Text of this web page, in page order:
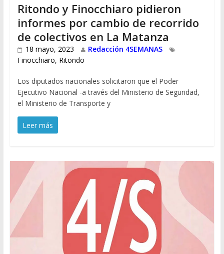
Ritondo y Finocchiaro pidieron
informes por cambio de recorrido
de colectivos en La Matanza
18 mayo, 2023
Redacción 4SEMANAS
Finocchiaro, Ritondo
Los diputados nacionales solicitaron que el Poder
Ejecutivo Nacional -a través del Ministerio de Seguridad,
el Ministerio de Transporte y
Leer más